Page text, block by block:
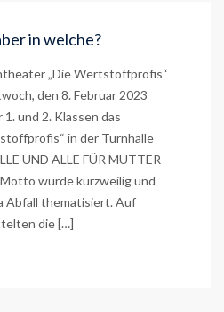
in welche?
„Die Wertstoffprofis“
den 8. Februar 2023
und 2. Klassen das
in der Turnhalle
UND ALLE FÜR MUTTER
wurde kurzweilig und
Abfall thematisiert. Auf
die […]